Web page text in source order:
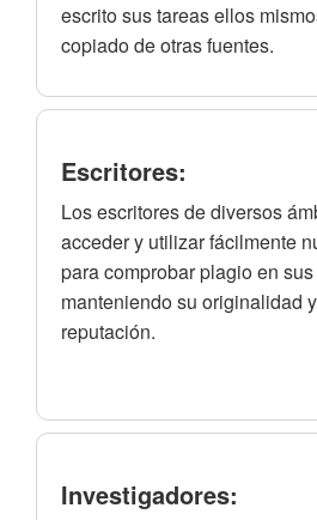
escrito sus tareas ellos
copiado de otras fuentes.
Escritores:
Los escritores de diversos
acceder y utilizar fácilmente
para comprobar plagio en sus
manteniendo su originalidad
reputación.
Investigadores: